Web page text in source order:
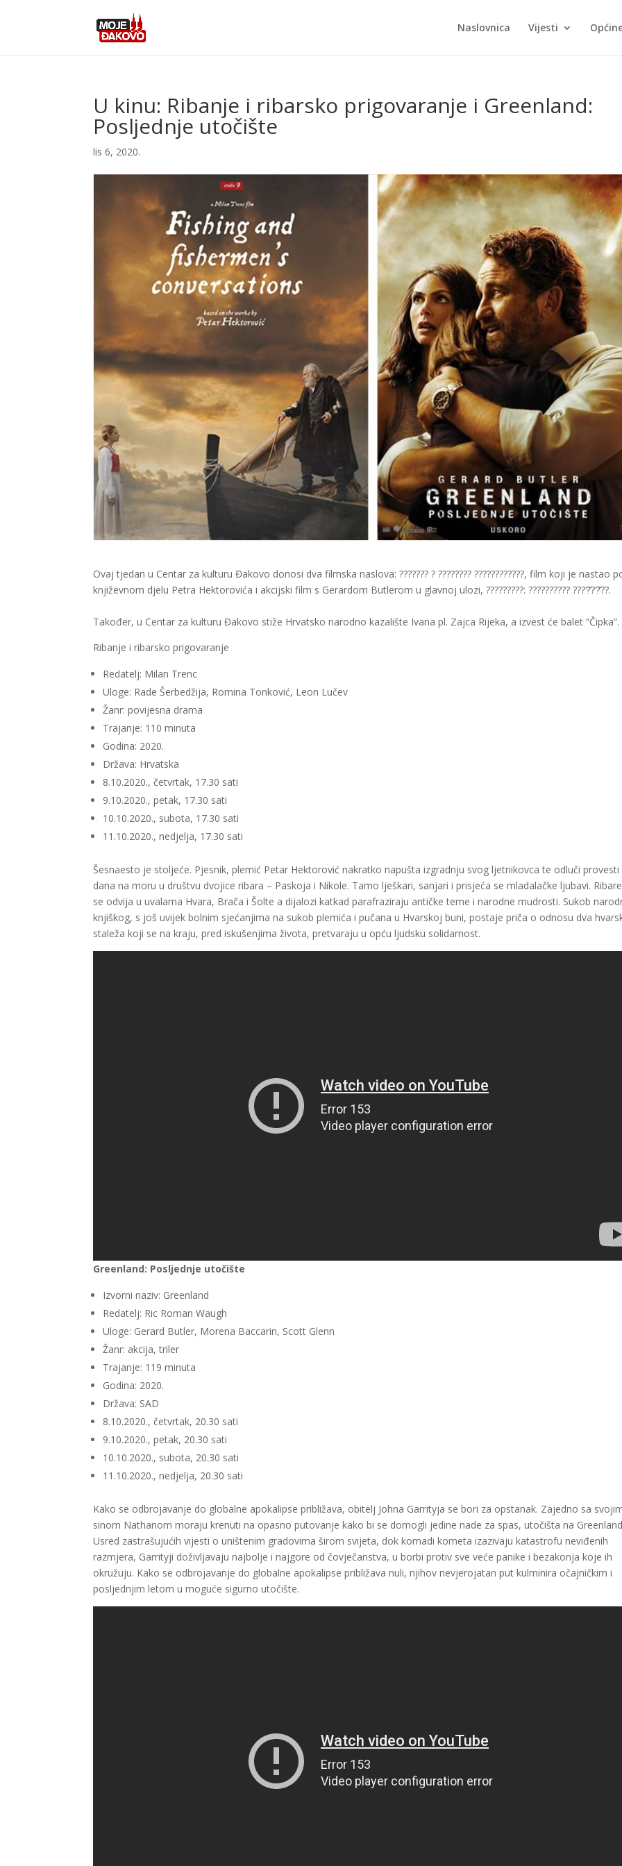
Naslovnica Vijesti
U kinu: Ribanje i ribarsko prigovaranje i Greenland:
Posljednje utočište
lis 6, 2020.
Ovaj tjedan u Centar za kulturu Đakovo donosi dva filmska naslova: ??????? ? ???????? ????????????, film koji je nastao
književnom djelu Petra Hektorovića i akcijski film s Gerardom Butlerom u glavnoj ulozi, ?????????: ?????????? ????̌??̌??.
Također, u Centar za kulturu Đakovo stiže Hrvatsko narodno kazalište Ivana pl. Zajca Rijeka, a izvest će balet “Čipka”.
Ribanje i ribarsko prigovaranje
Redatelj: Milan Trenc
Uloge: Rade Šerbedžija, Romina Tonković, Leon Lučev
Žanr: povijesna drama
Trajanje: 110 minuta
Godina: 2020.
Država: Hrvatska
8.10.2020., četvrtak, 17.30 sati
9.10.2020., petak, 17.30 sati
10.10.2020., subota, 17.30 sati
11.10.2020., nedjelja, 17.30 sati
Šesnaesto je stoljeće. Pjesnik, plemić Petar Hektorović nakratko napušta izgradnju svog ljetnikovca te odluči
dana na moru u društvu dvojice ribara – Paskoja i Nikole. Tamo lješkari, sanjari i prisjeća se mladalačke ljubavi.
se odvija u uvalama Hvara, Brača i Šolte a dijalozi katkad parafraziraju antičke teme i narodne mudrosti. Sukob
knjiškog, s još uvijek bolnim sjećanjima na sukob plemića i pučana u Hvarskoj buni, postaje priča o odnosu dva
staleža koji se na kraju, pred iskušenjima života, pretvaraju u opću ljudsku solidarnost.
Greenland: Posljednje utočište
Izvorni naziv: Greenland
Redatelj: Ric Roman Waugh
Uloge: Gerard Butler, Morena Baccarin, Scott Glenn
Žanr: akcija, triler
Trajanje: 119 minuta
Godina: 2020.
Država: SAD
8.10.2020., četvrtak, 20.30 sati
9.10.2020., petak, 20.30 sati
10.10.2020., subota, 20.30 sati
11.10.2020., nedjelja, 20.30 sati
Kako se odbrojavanje do globalne apokalipse približava, obitelj Johna Garrityja se bori za opstanak. Zajedno sa
sinom Nathanom moraju krenuti na opasno putovanje kako bi se domogli jedine nade za spas, utočišta na
Usred zastrašujućih vijesti o uništenim gradovima širom svijeta, dok komadi kometa izazivaju katastrofu neviđenih
razmjera, Garrityji doživljavaju najbolje i najgore od čovječanstva, u borbi protiv sve veće panike i bezakonja koje ih
okružuju. Kako se odbrojavanje do globalne apokalipse približava nuli, njihov nevjerojatan put kulminira očajničkim i
posljednjim letom u moguće sigurno utočište.